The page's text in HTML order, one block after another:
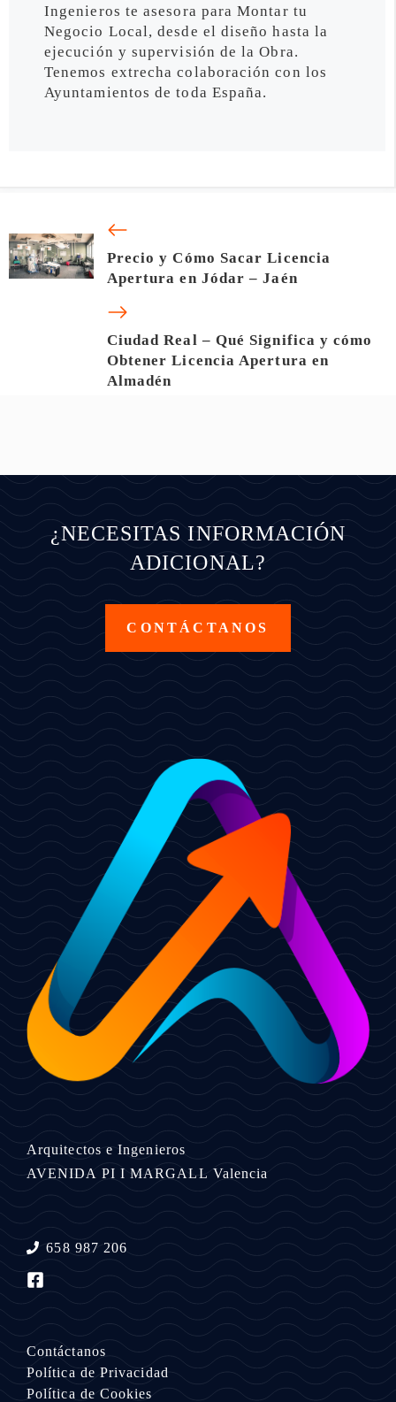
Ingenieros te asesora para Montar tu
Negocio Local, desde el diseño hasta la
ejecución y supervisión de la Obra.
Tenemos extrecha colaboración con los
Ayuntamientos de toda España.
Precio y Cómo Sacar Licencia
Apertura en Jódar – Jaén
Ciudad Real – Qué Significa y cómo
Obtener Licencia Apertura en
Almadén
¿NECESITAS INFORMACIÓN
ADICIONAL?
CONTÁCTANOS
Arquitectos e Ingenieros
AVENIDA PI I MARGALL Valencia
658 987 206
Contáctanos
Política de Privacidad
Política de Cookies